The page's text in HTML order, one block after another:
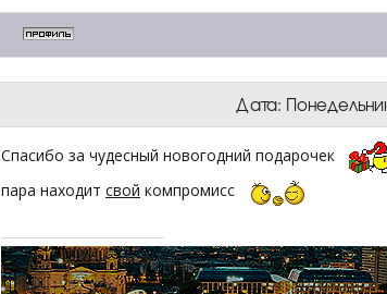
Дата:
Спасибо за чудесный новогодний подарочек
пара находит свой компромисс